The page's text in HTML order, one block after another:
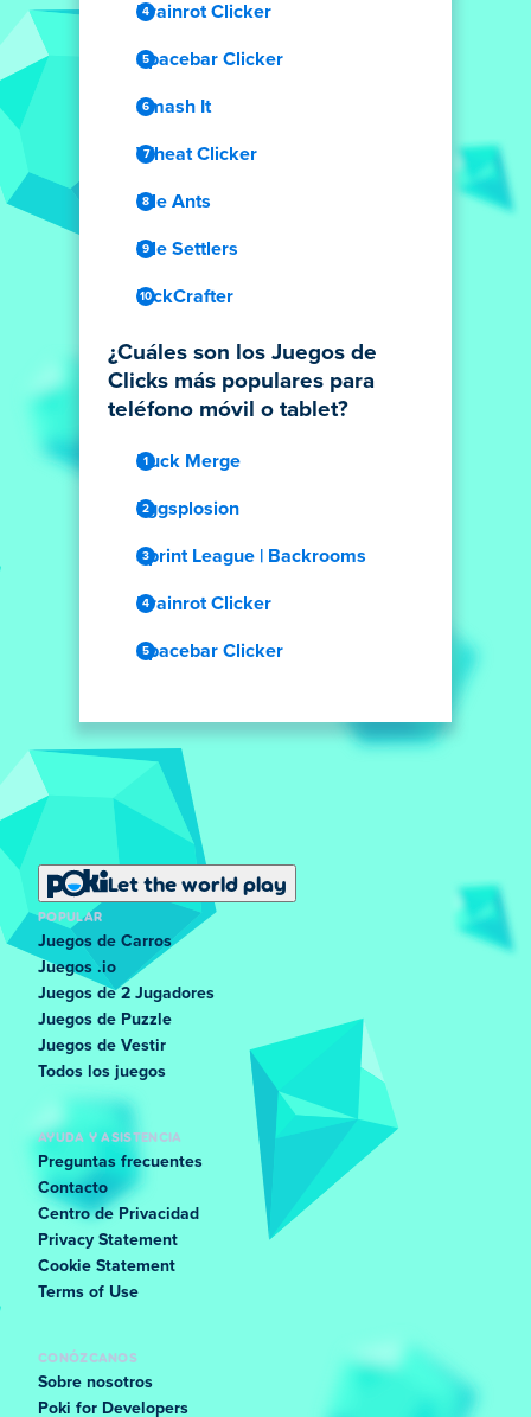
Brainrot Clicker
Spacebar Clicker
Smash It
Wheat Clicker
Idle Ants
Idle Settlers
PickCrafter
¿Cuáles son los Juegos de
Clicks más populares para
teléfono móvil o tablet?
Duck Merge
Eggsplosion
Sprint League | Backrooms
Brainrot Clicker
Spacebar Clicker
Let the world play
POPULAR
Juegos de Carros
Juegos .io
Juegos de 2 Jugadores
Juegos de Puzzle
Juegos de Vestir
Todos los juegos
AYUDA Y ASISTENCIA
Preguntas frecuentes
Contacto
Centro de Privacidad
Privacy Statement
Cookie Statement
Terms of Use
CONÓZCANOS
Sobre nosotros
Poki for Developers